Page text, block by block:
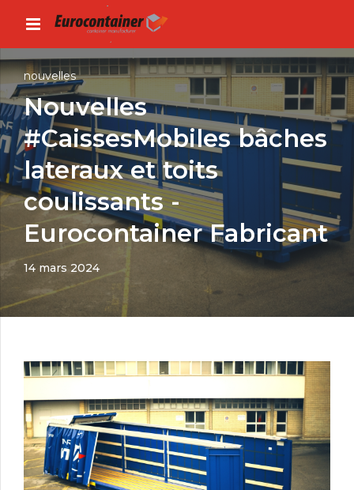
nouvelles
Nouvelles
#CaissesMobiles bâches
lateraux et toits
coulissants -
Eurocontainer Fabricant
14 mars 2024